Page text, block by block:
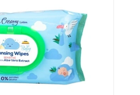
تجهیزات سفر
زیبایی و سلامت
جوراب مردانه
شلوارک مردانه